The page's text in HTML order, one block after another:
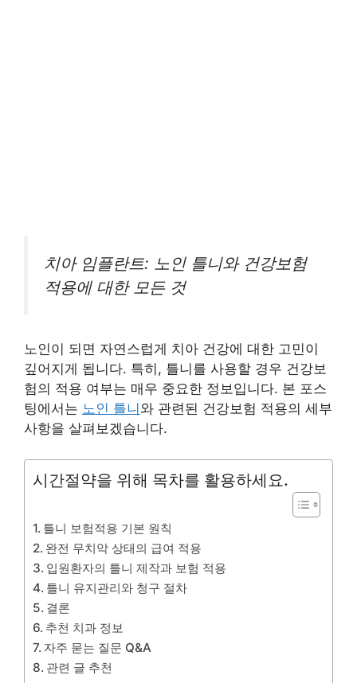
치아 임플란트: 노인 틀니와 건강보험
적용에 대한 모든 것
노인이 되면 자연스럽게 치아 건강에 대한 고민이
깊어지게 됩니다. 특히, 틀니를 사용할 경우 건강보
험의 적용 여부는 매우 중요한 정보입니다. 본 포스
팅에서는 노인 틀니 와 관련된 건강보험 적용의 세부
사항을 살펴보겠습니다.
시간절약을 위해 목차를 활용하세요.
틀니 보험적용 기본 원칙
완전 무치악 상태의 급여 적용
입원환자의 틀니 제작과 보험 적용
틀니 유지관리와 청구 절차
결론
추천 치과 정보
자주 묻는 질문 Q&A
관련 글 추천